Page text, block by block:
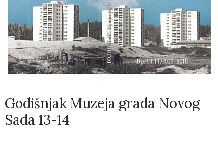
Godišnjak Muzeja grada Novog
Sada 13-14